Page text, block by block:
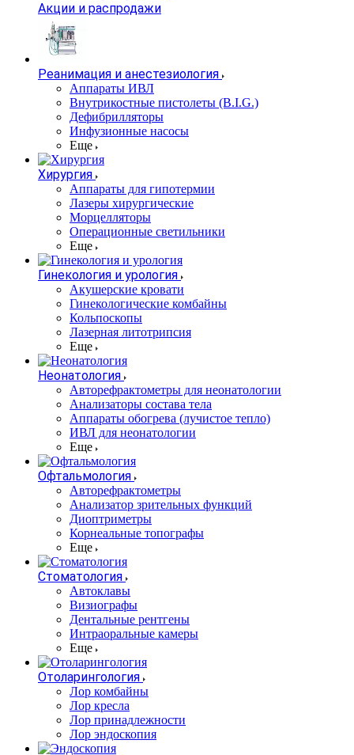
Акции и распродажи
Реанимация и анестезиология
Аппараты ИВЛ
Внутрикостные пистолеты (B.I.G.)
Дефибрилляторы
Инфузионные насосы
Еще
Хирургия
Аппараты для гипотермии
Лазеры хирургические
Морцелляторы
Операционные светильники
Еще
Гинекология и урология
Акушерские кровати
Гинекологические комбайны
Кольпоскопы
Лазерная литотрипсия
Еще
Неонатология
Авторефрактометры для неонатологии
Анализаторы состава тела
Аппараты обогрева (лучистое тепло)
ИВЛ для неонатологии
Еще
Офтальмология
Авторефрактометры
Анализатор зрительных функций
Диоптриметры
Корнеальные топографы
Еще
Стоматология
Автоклавы
Визиографы
Дентальные рентгены
Интраоральные камеры
Еще
Отоларингология
Лор комбайны
Лор кресла
Лор принадлежности
Лор эндоскопия